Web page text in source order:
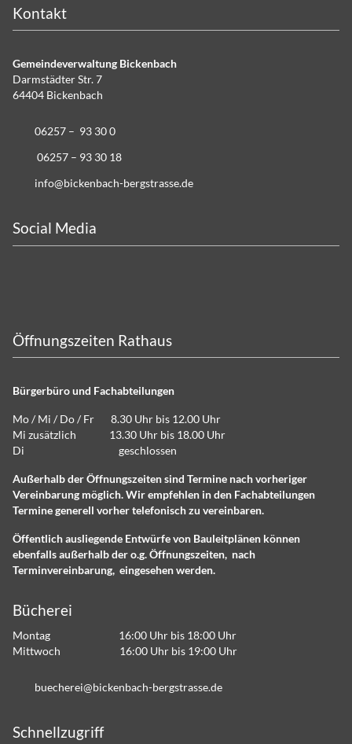
Kontakt
Gemeindeverwaltung Bickenbach
Darmstädter Str. 7
64404 Bickenbach
06257 – 93 30 0
06257 – 93 30 18
info@bickenbach-bergstrasse.de
Social Media
Öffnungszeiten Rathaus
Bürgerbüro und Fachabteilungen
Mo / Mi / Do / Fr 8.30 Uhr bis 12.00 Uhr
Mi zusätzlich 13.30 Uhr bis 18.00 Uhr
Di geschlossen
Außerhalb der Öffnungszeiten sind Termine nach vorheriger
Vereinbarung möglich. Wir empfehlen in den Fachabteilungen
Termine generell vorher telefonisch zu vereinbaren.
Öffentlich ausliegende Entwürfe von Bauleitplänen können
ebenfalls außerhalb der o.g. Öffnungszeiten, nach
Terminvereinbarung, eingesehen werden.
Bücherei
Montag 16:00 Uhr bis 18:00 Uhr
Mittwoch 16:00 Uhr bis 19:00 Uhr
b ch r b ck nb ch-b rgstr ss d
Schnellzugriff